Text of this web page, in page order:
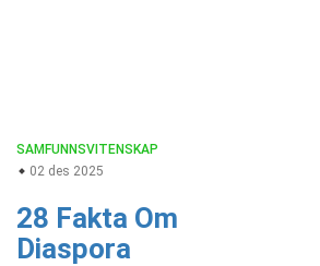
SAMFUNNSVITENSKAP
02 des 2025
28 Fakta Om
Diaspora